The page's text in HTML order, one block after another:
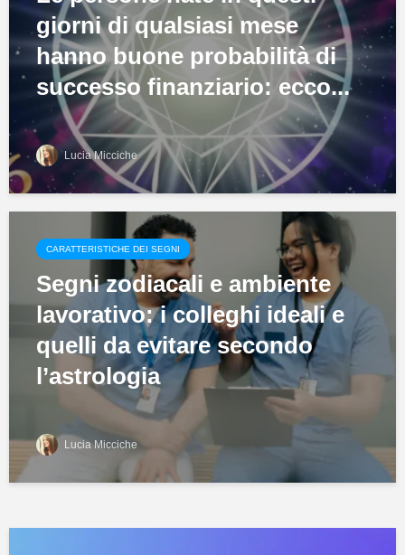
giorni di qualsiasi mese
hanno buone probabilità di
successo finanziario: ecco...
Lucia Micciche
CARATTERISTICHE DEI SEGNI
Segni zodiacali e ambiente
lavorativo: i colleghi ideali e
quelli da evitare secondo
l’astrologia
Lucia Micciche